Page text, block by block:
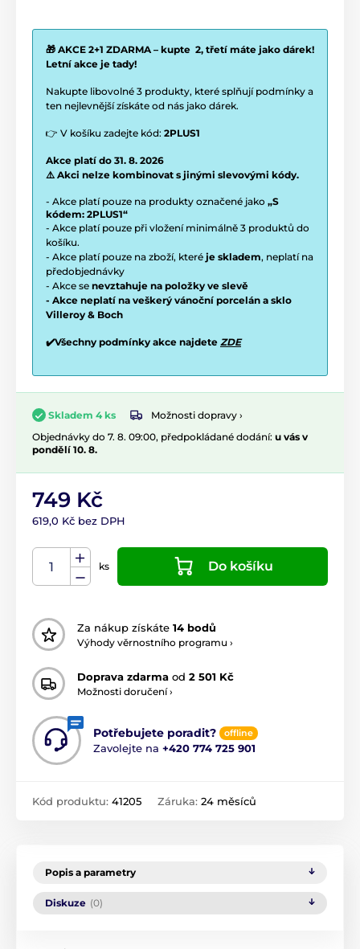
🎁 AKCE 2+1 ZDARMA – kupte 2, třetí máte jako dárek!
Letní akce je tady!
Nakupte libovolné 3 produkty, které splňují podmínky a
ten nejlevnější získáte od nás jako dárek.
👉 V košíku zadejte kód: 2PLUS1
Akce platí do 31. 8. 2026
⚠️ Akci nelze kombinovat s jinými slevovými kódy.
- Akce platí pouze na produkty označené jako „S
kódem: 2PLUS1“
- Akce platí pouze při vložení minimálně 3 produktů do
košíku.
- Akce platí pouze na zboží, které je skladem, neplatí na
předobjednávky
- Akce se nevztahuje na položky ve slevě
- Akce neplatí na veškerý vánoční porcelán a sklo
Villeroy & Boch
✔️Všechny podmínky akce najdete ZDE
Skladem 4 ks
Možnosti dopravy ›
Objednávky do 7. 8. 09:00, předpokládané dodání: u vás v
pondělí 10. 8.
749 Kč
619,0 Kč bez DPH
ks Do košíku
Za nákup získáte 14 bodů
Výhody věrnostního programu ›
Doprava zdarma od 2 501 Kč
Možnosti doručení ›
Potřebujete poradit? offline
Zavolejte na +420 774 725 901
Kód produktu: 41205 Záruka: 24 měsíců
Popis a parametry
Diskuze (0)